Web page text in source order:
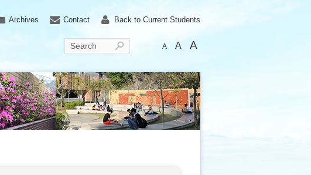
Archives Contact Back to Current Students
Search A A A